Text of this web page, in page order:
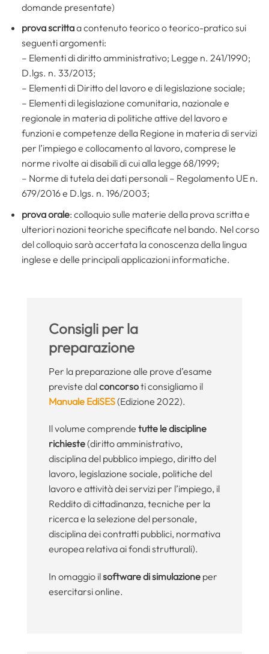
domande presentate)
prova scrittaa contenuto teorico o teorico-pratico sui
seguenti argomenti:
– Elementi di diritto amministrativo; Legge n. 241/1990;
D.lgs. n. 33/2013;
– Elementi di Diritto del lavoro e di legislazione sociale;
– Elementi di legislazione comunitaria, nazionale e
regionale in materia di politiche attive del lavoro e
funzioni e competenze della Regione in materia di servizi
per l’impiego e collocamento al lavoro, comprese le
norme rivolte ai disabili di cui alla legge 68/1999;
– Norme di tutela dei dati personali – Regolamento UE n.
679/2016 e D.lgs. n. 196/2003;
prova orale: colloquio sulle materie della prova scritta e
ulteriori nozioni teoriche specificate nel bando. Nel corso
del colloquio sarà accertata la conoscenza della lingua
inglese e delle principali applicazioni informatiche.
Consigli per la
preparazione
Per la preparazione alle prove d’esame
previste dalconcorsoti consigliamo il
Manuale EdiSES(Edizione 2022).
Il volume comprende tutte le discipline
richieste(diritto amministrativo,
disciplina del pubblico impiego, diritto del
lavoro, legislazione sociale, politiche del
lavoro e attività dei servizi per l’impiego, il
Reddito di cittadinanza, tecniche per la
ricerca e la selezione del personale,
disciplina dei contratti pubblici, normativa
europea relativa ai fondi strutturali).
In omaggio ilsoftware di simulazioneper
esercitarsi online.